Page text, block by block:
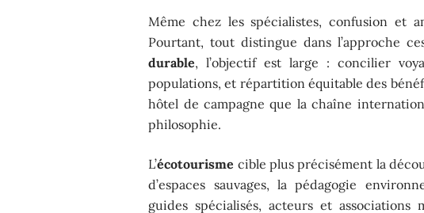
Même chez les spécialistes, confusion et
Pourtant, tout distingue dans l’approche
durable, l’objectif est large : concilier
populations, et répartition équitable des
hôtel de campagne que la chaîne
philosophie.
L’écotourisme cible plus précisément la
d’espaces sauvages, la pédagogie
guides spécialisés, acteurs et associations